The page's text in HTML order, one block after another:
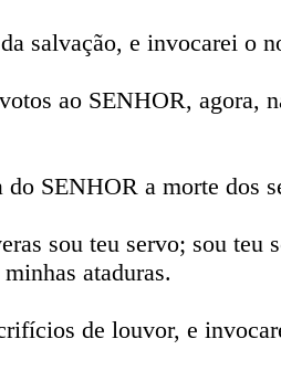
salvação, e invocarei o
ao SENHOR, agora,
do SENHOR a morte dos
sou teu servo; sou teu
ataduras.
de louvor, e